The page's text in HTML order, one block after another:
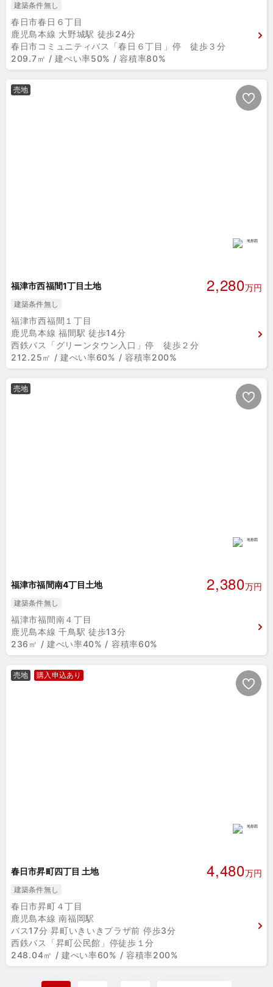
建築条件無し
春日市春日６丁目
鹿児島本線 大野城駅 徒歩24分
春日市コミュニティバス「春日６丁目」停 徒歩３分
209.7㎡ / 建ぺい率50% / 容積率80%
売地
福津市西福間1丁目土地 2,280万円
建築条件無し
福津市西福間１丁目
鹿児島本線 福間駅 徒歩14分
西鉄バス「グリーンタウン入口」停 徒歩２分
212.25㎡ / 建ぺい率60% / 容積率200%
売地
福津市福間南4丁目土地 2,380万円
建築条件無し
福津市福間南４丁目
鹿児島本線 千鳥駅 徒歩13分
236㎡ / 建ぺい率40% / 容積率60%
売地 購入申込あり
春日市昇町四丁目 土地 4,480万円
建築条件無し
春日市昇町４丁目
鹿児島本線 南福岡駅
バス17分 昇町いきいきプラザ前 停歩3分
西鉄バス「昇町公民館」停徒歩１分
248.04㎡ / 建ぺい率60% / 容積率200%